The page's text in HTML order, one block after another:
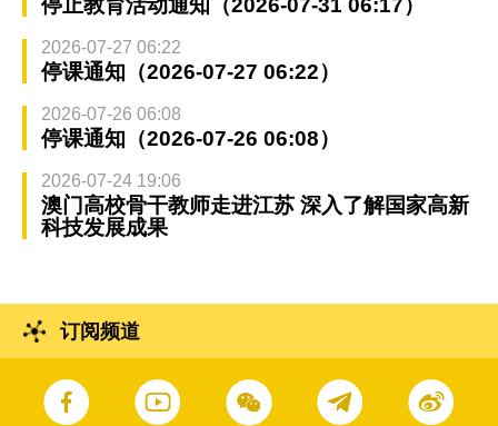
停止教育活动通知（2026-07-31 06:17）
2026-07-27 06:22
停课通知（2026-07-27 06:22）
2026-07-26 06:08
停课通知（2026-07-26 06:08）
2026-07-24 19:06
澳门高校骨干教师走进江苏 深入了解国家高新
科技发展成果
订阅频道